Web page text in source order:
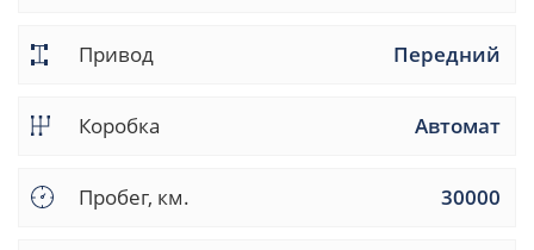
Привод Передний
Коробка Автомат
Пробег, км. 30000